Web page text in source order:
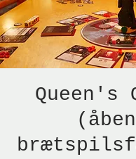
Queen's